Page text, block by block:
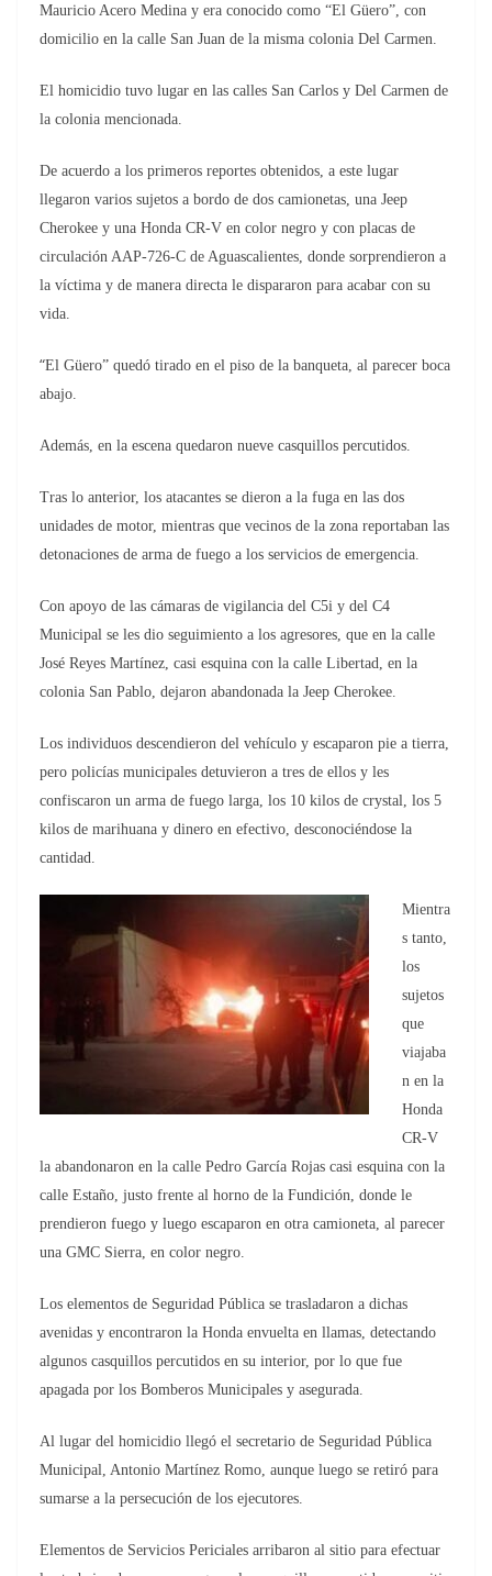
Mauricio Acero Medina y era conocido como “El Güero”, con
domicilio en la calle San Juan de la misma colonia Del Carmen.
El homicidio tuvo lugar en las calles San Carlos y Del Carmen de
la colonia mencionada.
De acuerdo a los primeros reportes obtenidos, a este lugar
llegaron varios sujetos a bordo de dos camionetas, una Jeep
Cherokee y una Honda CR-V en color negro y con placas de
circulación AAP-726-C de Aguascalientes, donde sorprendieron a
la víctima y de manera directa le dispararon para acabar con su
vida.
“El Güero” quedó tirado en el piso de la banqueta, al parecer boca
abajo.
Además, en la escena quedaron nueve casquillos percutidos.
Tras lo anterior, los atacantes se dieron a la fuga en las dos
unidades de motor, mientras que vecinos de la zona reportaban las
detonaciones de arma de fuego a los servicios de emergencia.
Con apoyo de las cámaras de vigilancia del C5i y del C4
Municipal se les dio seguimiento a los agresores, que en la calle
José Reyes Martínez, casi esquina con la calle Libertad, en la
colonia San Pablo, dejaron abandonada la Jeep Cherokee.
Los individuos descendieron del vehículo y escaparon pie a tierra,
pero policías municipales detuvieron a tres de ellos y les
confiscaron un arma de fuego larga, los 10 kilos de crystal, los 5
kilos de marihuana y dinero en efectivo, desconociéndose la
cantidad.
Mientra
s tanto,
los
sujetos
que
viajaba
n en la
Honda
CR-V
la abandonaron en la calle Pedro García Rojas casi esquina con la
calle Estaño, justo frente al horno de la Fundición, donde le
prendieron fuego y luego escaparon en otra camioneta, al parecer
una GMC Sierra, en color negro.
Los elementos de Seguridad Pública se trasladaron a dichas
avenidas y encontraron la Honda envuelta en llamas, detectando
algunos casquillos percutidos en su interior, por lo que fue
apagada por los Bomberos Municipales y asegurada.
Al lugar del homicidio llegó el secretario de Seguridad Pública
Municipal, Antonio Martínez Romo, aunque luego se retiró para
sumarse a la persecución de los ejecutores.
Elementos de Servicios Periciales arribaron al sitio para efectuar